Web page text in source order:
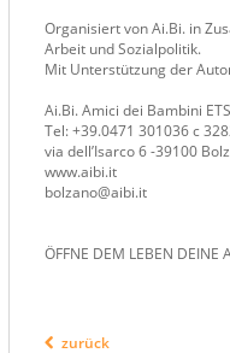
Organisiert von Ai.Bi. in
Arbeit und Sozialpolitik.
Mit Unterstützung der
Ai.Bi. Amici dei Bambini ETS
Tel: +39.0471 301036 c
via dell’Isarco 6 -39100
www.aibi.it
bolzano@aibi.it
ÖFFNE DEM LEBEN
zurück